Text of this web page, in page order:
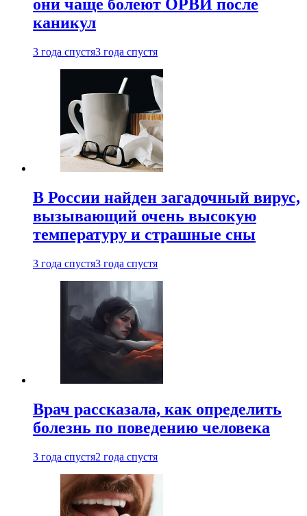
они чаще болеют ОРВИ после
каникул
3 года спустя3 года спустя
В России найден загадочный вирус,
вызывающий очень высокую
температуру и страшные сны
3 года спустя3 года спустя
Врач рассказала, как определить
болезнь по поведению человека
3 года спустя2 года спустя